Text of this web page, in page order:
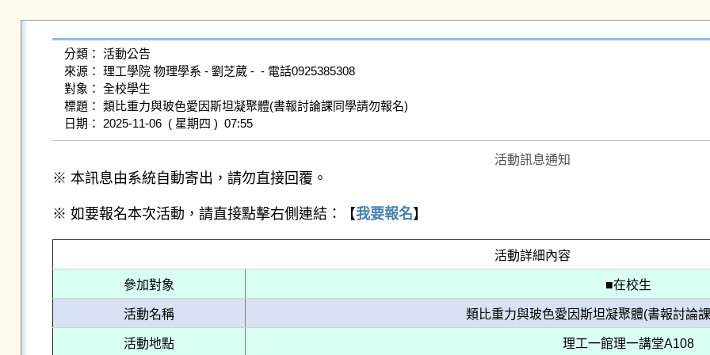
分類： 活動公告
來源： 理工學院 物理學系 - 劉芝葳 -  - 電話0925385308
對象： 全校學生
標題： 類比重力與玻色愛因斯坦凝聚體(書報討論課同學請勿報名)
日期： 2025-11-06  ( 星期四 )  07:55
活動訊息通知
※ 本訊息由系統自動寄出，請勿直接回覆。
※ 如要報名本次活動，請直接點擊右側連結：【我要報名】
活動詳細內容
參加對象 ■在校生
活動名稱 類比重力與玻色愛因斯坦凝聚體(書報討論
活動地點 理工一館理一講堂A108